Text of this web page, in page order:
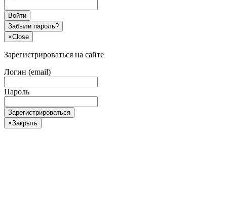
Войти
Забыли пароль?
×Close
Зарегистрироваться на сайте
Логин (email)
Пароль
Зарегистрироваться
×Закрыть